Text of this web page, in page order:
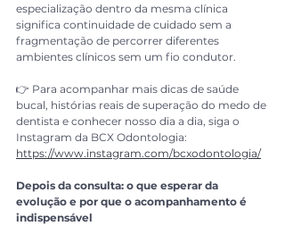
especialização dentro da mesma clínica
significa continuidade de cuidado sem a
fragmentação de percorrer diferentes
ambientes clínicos sem um fio condutor.
👉 Para acompanhar mais dicas de saúde
bucal, histórias reais de superação do medo de
dentista e conhecer nosso dia a dia, siga o
Instagram da BCX Odontologia:
https://www.instagram.com/bcxodontologia/
Depois da consulta: o que esperar da
evolução e por que o acompanhamento é
indispensável